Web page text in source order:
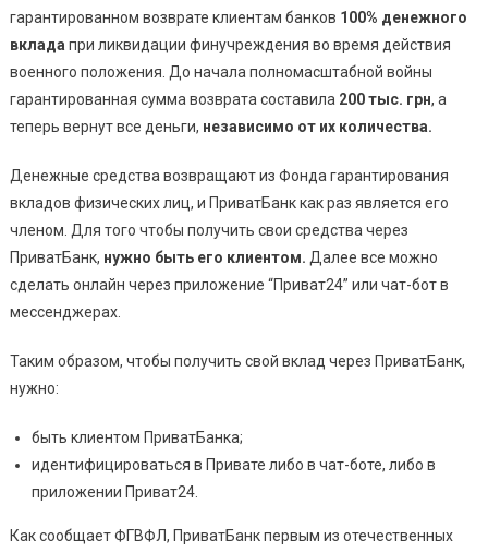
гарантированном возврате клиентам банков 100% денежного
вклада при ликвидации финучреждения во время действия
военного положения. До начала полномасштабной войны
гарантированная сумма возврата составила 200 тыс. грн, а
теперь вернут все деньги, независимо от их количества.
Денежные средства возвращают из Фонда гарантирования
вкладов физических лиц, и ПриватБанк как раз является его
членом. Для того чтобы получить свои средства через
ПриватБанк, нужно быть его клиентом. Далее все можно
сделать онлайн через приложение “Приват24” или чат-бот в
мессенджерах.
Таким образом, чтобы получить свой вклад через ПриватБанк,
нужно:
быть клиентом ПриватБанка;
идентифицироваться в Привате либо в чат-боте, либо в
приложении Приват24.
Как сообщает ФГВФЛ, ПриватБанк первым из отечественных